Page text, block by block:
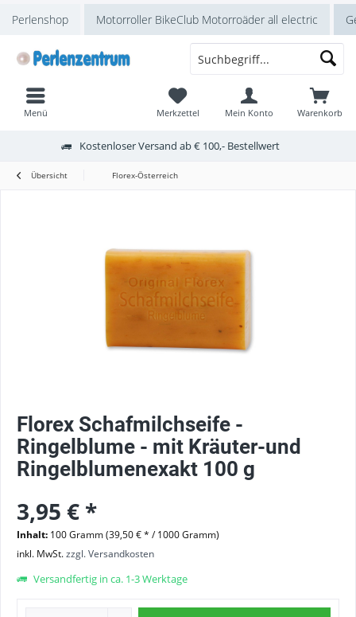
Perlenshop Motorroller BikeClub Motorroäder all electric
Kostenloser Versand ab € 100,- Bestellwert
Warenkorb
Merkzettel Mein Konto
Menü
Übersicht Florex-Österreich
Florex Schafmilchseife -
Ringelblume - mit Kräuter-und
Ringelblumenexakt 100 g
3,95 € *
Inhalt: 100 Gramm (39,50 € * / 1000 Gramm)
inkl. MwSt.zzgl. Versandkosten
Versandfertig in ca. 1-3 Werktage